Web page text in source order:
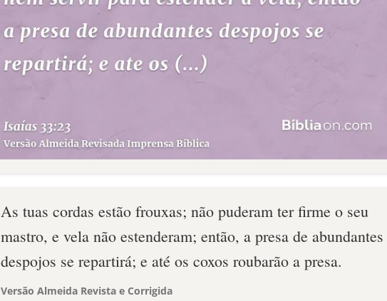
As tuas cordas estão frouxas; não puderam ter firme o seu
mastro, e vela não estenderam; então, a presa de abundantes
despojos se repartirá; e até os coxos roubarão a presa.
Versão Almeida Revista e Corrigida